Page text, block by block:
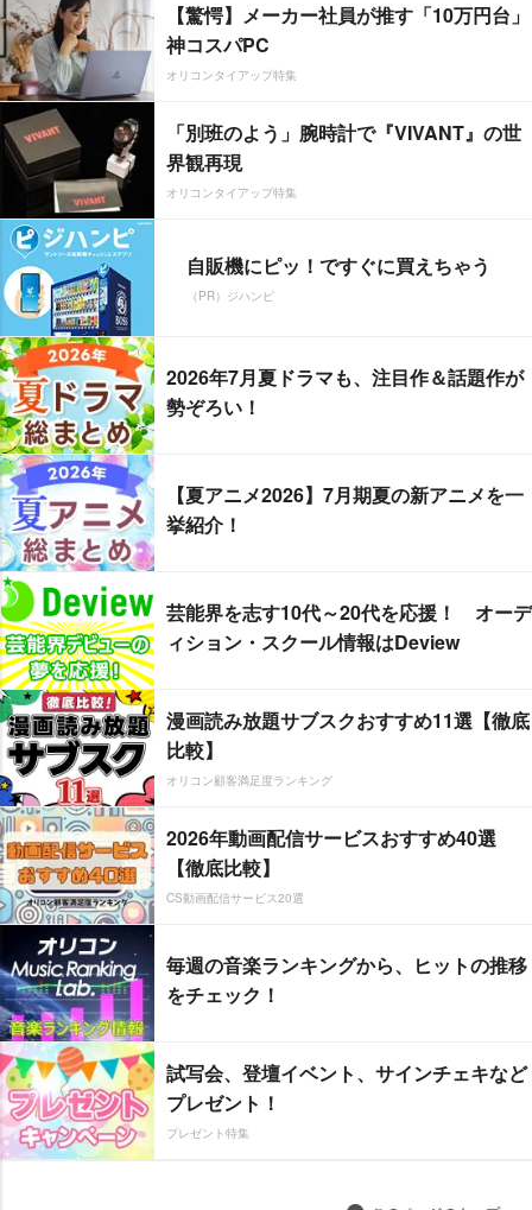
【驚愕】メーカー社員が推す「10万円台」
神コスパPC
オリコンタイアップ特集
「別班のよう」腕時計で『VIVANT』の世
界観再現
オリコンタイアップ特集
自販機にピッ！ですぐに買えちゃう
（PR）ジハンピ
2026年7月夏ドラマも、注目作＆話題作が
勢ぞろい！
【夏アニメ2026】7月期夏の新アニメを一
挙紹介！
芸能界を志す10代～20代を応援！ オーデ
ィション・スクール情報はDeview
漫画読み放題サブスクおすすめ11選【徹底
比較】
オリコン顧客満足度ランキング
2026年動画配信サービスおすすめ40選
【徹底比較】
CS動画配信サービス20選
毎週の音楽ランキングから、ヒットの推移
をチェック！
試写会、登壇イベント、サインチェキなど
プレゼント！
プレゼント特集